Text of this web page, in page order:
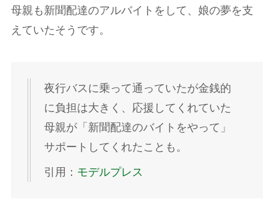
母親も新聞配達のアルバイトをして、娘の夢を支
えていたそうです。
夜行バスに乗って通っていたが金銭的
に負担は大きく、応援してくれていた
母親が「新聞配達のバイトをやって」
サポートしてくれたことも。
引用： モデルプレス